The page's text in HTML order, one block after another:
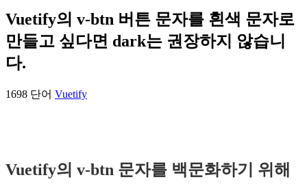
Vuetify의 v-btn 버튼 문자를 흰색 문자로
만들고 싶다면 dark는 권장하지 않습니
다.
1698 단어 Vuetify
Vuetify의 v-btn 문자를 백문화하기 위해